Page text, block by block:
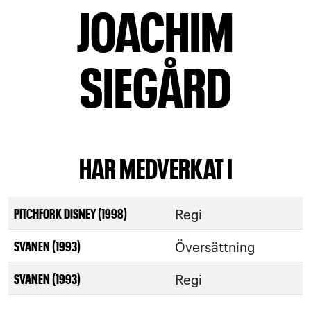
JOACHIM
SIEGÅRD
HAR MEDVERKAT I
PITCHFORK DISNEY (1998) Regi
SVANEN (1993) Översättning
SVANEN (1993) Regi